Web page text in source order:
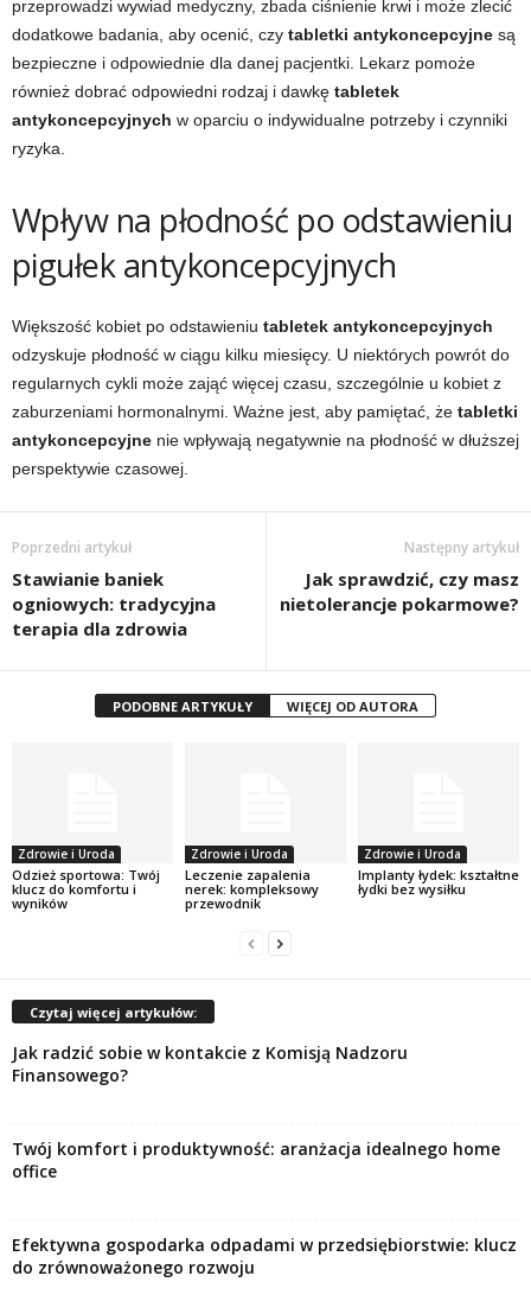
przeprowadzi wywiad medyczny, zbada ciśnienie krwi i może zlecić
dodatkowe badania, aby ocenić, czy tabletki antykoncepcyjne są
bezpieczne i odpowiednie dla danej pacjentki. Lekarz pomoże
również dobrać odpowiedni rodzaj i dawkę tabletek
antykoncepcyjnych w oparciu o indywidualne potrzeby i czynniki
ryzyka.
Wpływ na płodność po odstawieniu
pigułek antykoncepcyjnych
Większość kobiet po odstawieniu tabletek antykoncepcyjnych
odzyskuje płodność w ciągu kilku miesięcy. U niektórych powrót do
regularnych cykli może zająć więcej czasu, szczególnie u kobiet z
zaburzeniami hormonalnymi. Ważne jest, aby pamiętać, że tabletki
antykoncepcyjne nie wpływają negatywnie na płodność w dłuższej
perspektywie czasowej.
Poprzedni artykuł
Stawianie baniek
ogniowych: tradycyjna
terapia dla zdrowia
Następny artykuł
Jak sprawdzić, czy masz
nietolerancje pokarmowe?
PODOBNE ARTYKUŁY WIĘCEJ OD AUTORA
Zdrowie i Uroda
Odzież sportowa: Twój
klucz do komfortu i
wyników
Zdrowie i Uroda
Leczenie zapalenia
nerek: kompleksowy
przewodnik
Zdrowie i Uroda
Implanty łydek: kształtne
łydki bez wysiłku
Czytaj więcej artykułów:
Jak radzić sobie w kontakcie z Komisją Nadzoru
Finansowego?
Twój komfort i produktywność: aranżacja idealnego home
office
Efektywna gospodarka odpadami w przedsiębiorstwie: klucz
do zrównoważonego rozwoju